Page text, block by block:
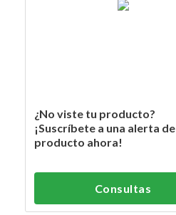
¿No viste tu producto?
¡Suscríbete a una alerta de
producto ahora!
Consultas